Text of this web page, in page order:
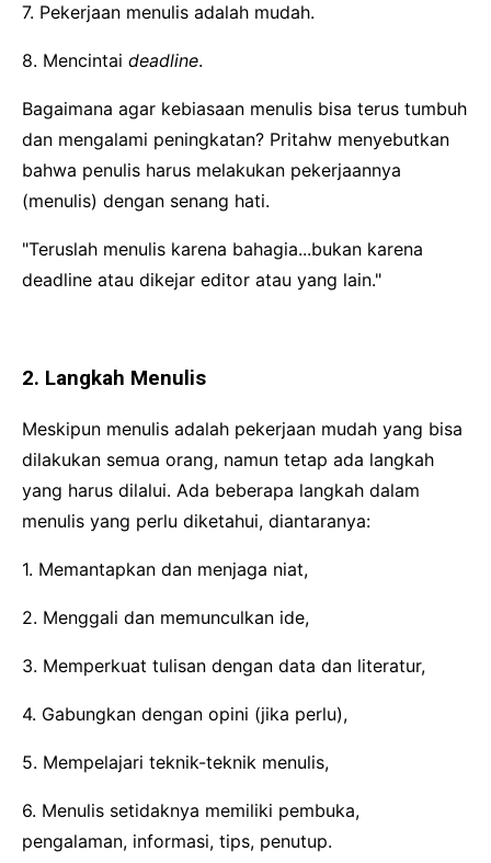
7. Pekerjaan menulis adalah mudah.
8. Mencintai deadline.
Bagaimana agar kebiasaan menulis bisa terus tumbuh
dan mengalami peningkatan? Pritahw menyebutkan
bahwa penulis harus melakukan pekerjaannya
(menulis) dengan senang hati.
"Teruslah menulis karena bahagia...bukan karena
deadline atau dikejar editor atau yang lain."
2. Langkah Menulis
Meskipun menulis adalah pekerjaan mudah yang bisa
dilakukan semua orang, namun tetap ada langkah
yang harus dilalui. Ada beberapa langkah dalam
menulis yang perlu diketahui, diantaranya:
1. Memantapkan dan menjaga niat,
2. Menggali dan memunculkan ide,
3. Memperkuat tulisan dengan data dan literatur,
4. Gabungkan dengan opini (jika perlu),
5. Mempelajari teknik-teknik menulis,
6. Menulis setidaknya memiliki pembuka,
pengalaman, informasi, tips, penutup.